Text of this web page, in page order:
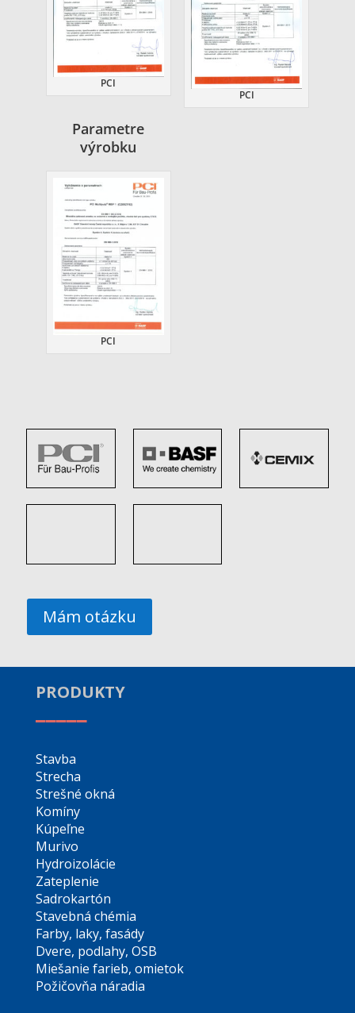
PCI
Parametre
výrobku
PCI
PCI
Mám otázku
PRODUKTY
Stavba
Strecha
Strešné okná
Komíny
Kúpeľne
Murivo
Hydroizolácie
Zateplenie
Sadrokartón
Stavebná chémia
Farby, laky, fasády
Dvere, podlahy, OSB
Miešanie farieb, omietok
Požičovňa náradia